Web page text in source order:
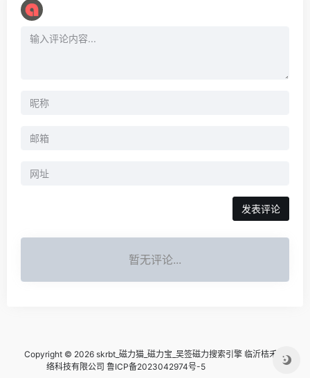
暂无评论...
Copyright © 2026 skrbt_磁力猫_磁力宝_吴签磁力搜索引擎 临沂桔禾网
络科技有限公司 鲁ICP备2023042974号-5